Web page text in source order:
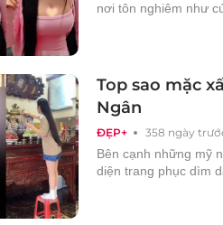
nơi tôn nghiêm như
ĐẸP+ 358 ngày
Top sao mặc
Ngân
Bên cạnh những mỹ
diện trang phục dìm